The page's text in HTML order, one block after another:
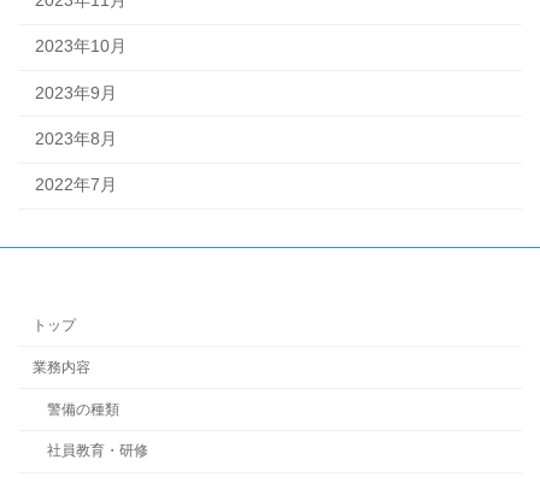
2023年10月
2023年9月
2023年8月
2022年7月
トップ
業務内容
警備の種類
社員教育・研修